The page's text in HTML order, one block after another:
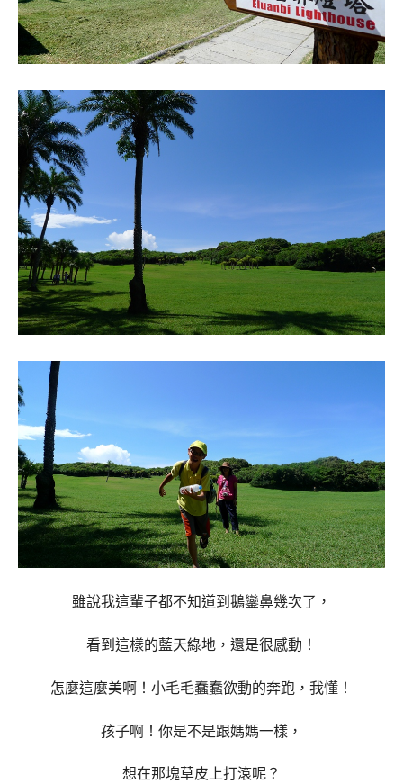
雖說我這輩子都不知道到鵝鑾鼻幾次了，
看到這樣的藍天綠地，還是很感動！
怎麼這麼美啊！ 小毛毛蠢蠢欲動的奔跑，我懂！
孩子啊！你是不是跟媽媽一樣，
想在那塊草皮上打滾呢？